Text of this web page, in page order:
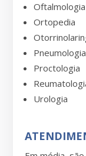
Oftalmologia
Ortopedia
Proctologia
Urologia